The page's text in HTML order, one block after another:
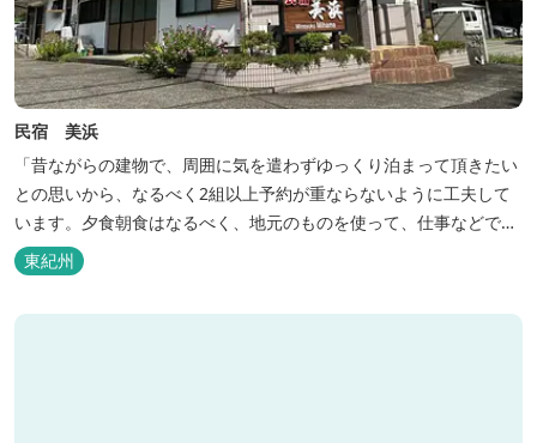
民宿 美浜
「昔ながらの建物で、周囲に気を遣わずゆっくり泊まって頂きたい
との思いから、なるべく2組以上予約が重ならないように工夫して
います。夕食朝食はなるべく、地元のものを使って、仕事などで連
泊の方には日替わりでご用意します。」オーナー様談。もし重なっ
た場合は、ごめんなさい。
東紀州